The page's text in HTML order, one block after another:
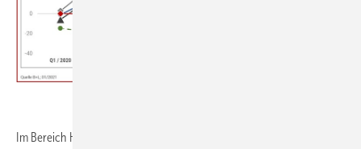
Im Bereich Heizung lag das zusammengefasste Geschäftsklima für